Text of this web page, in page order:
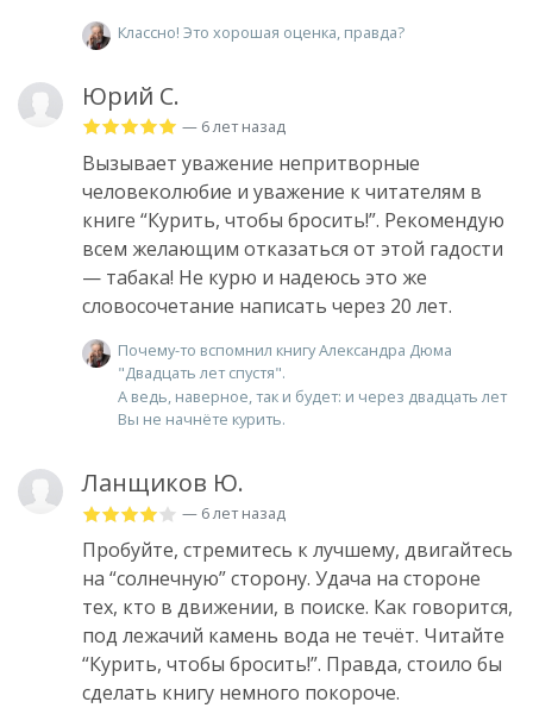
Классно! Это хорошая оценка, правда?
Юрий С.
— 6 лет назад
Вызывает уважение непритворные
человеколюбие и уважение к читателям в
книге “Курить, чтобы бросить!”. Рекомендую
всем желающим отказаться от этой гадости
— табака! Не курю и надеюсь это же
словосочетание написать через 20 лет.
Почему-то вспомнил книгу Александра Дюма
"Двадцать лет спустя".
А ведь, наверное, так и будет: и через двадцать лет
Вы не начнёте курить.
Ланщиков Ю.
— 6 лет назад
Пробуйте, стремитесь к лучшему, двигайтесь
на “солнечную” сторону. Удача на стороне
тех, кто в движении, в поиске. Как говорится,
под лежачий камень вода не течёт. Читайте
“Курить, чтобы бросить!”. Правда, стоило бы
сделать книгу немного покороче.